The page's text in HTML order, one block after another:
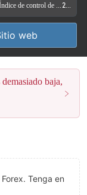
web
baja,
Tenga en